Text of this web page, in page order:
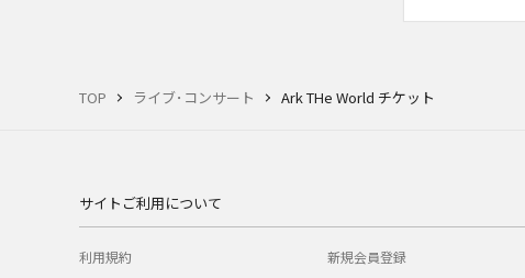
TOP ライブ･コンサート Ark THe World チケット
サイトご利用について
利用規約
新規会員登録